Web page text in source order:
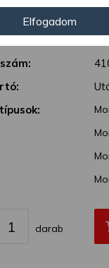
mód:
12
darab
Másik
juthat, és
kezeléséhez
adatkezelés ellen. A
az adatvédelmi
Elfogadom